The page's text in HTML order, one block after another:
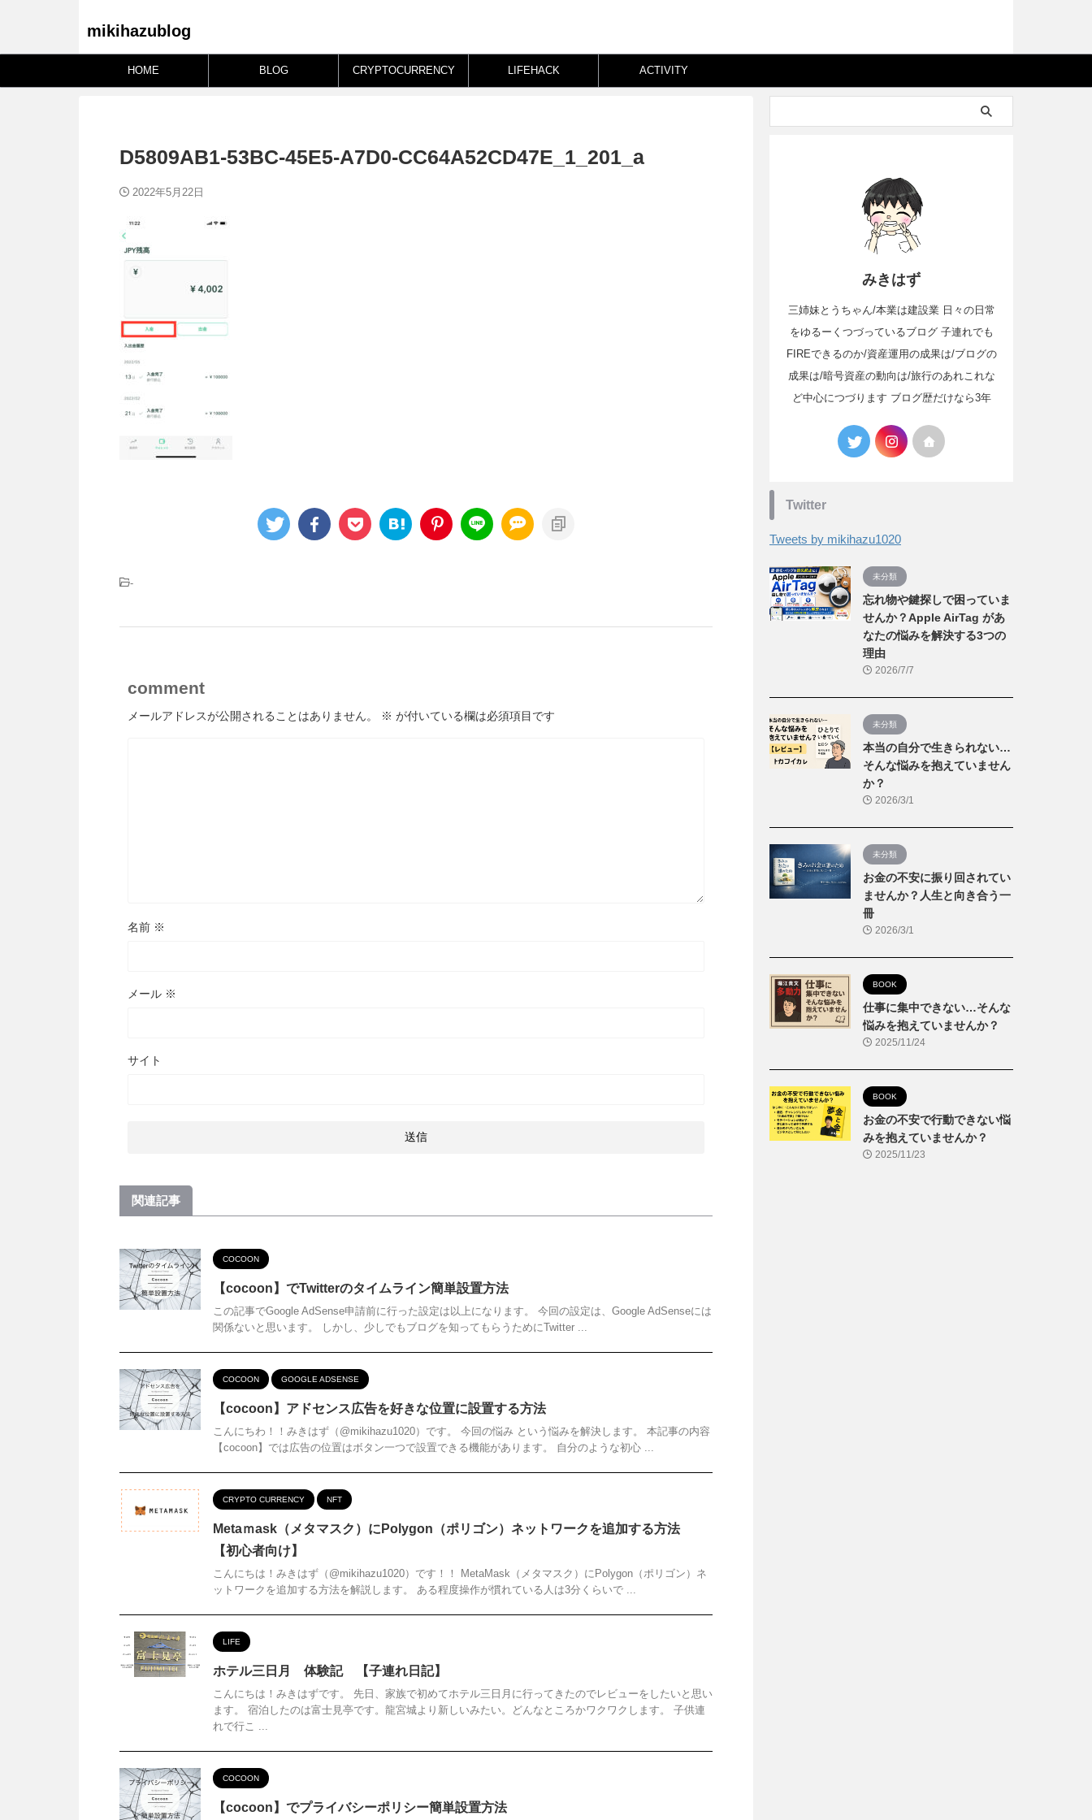
mikihazublog
HOME BLOG CRYPTOCURRENCY LIFEHACK ACTIVITY
D5809AB1-53BC-45E5-A7D0-CC64A52CD47E_1_201_a
2022年5月22日
-
comment
メールアドレスが公開されることはありません。 ※ が付いている欄は必須項目です
名前 ※
メール ※
サイト
関連記事
COCOON
【cocoon】でTwitterのタイムライン簡単設置方法
この記事でGoogle AdSense申請前に行った設定は以上になります。 今回の設定は、Google AdSenseには
関係ないと思います。 しかし、少しでもブログを知ってもらうためにTwitter ...
COCOON GOOGLE ADSENSE
【cocoon】アドセンス広告を好きな位置に設置する方法
こんにちわ！！みきはず（@mikihazu1020）です。 今回の悩み という悩みを解決します。 本記事の内容
【cocoon】では広告の位置はボタン一つで設置できる機能があります。 自分のような初心 ...
CRYPTO CURRENCY NFT
Metaｍask（メタマスク）にPolygon（ポリゴン）ネットワークを追加する方法
【初心者向け】
こんにちは！みきはず（@mikihazu1020）です！！ MetaMask（メタマスク）にPolygon（ポリゴン）ネ
ットワークを追加する方法を解説します。 ある程度操作が慣れている人は3分くらいで ...
LIFE
ホテル三日月 体験記 【子連れ日記】
こんにちは！みきはずです。 先日、家族で初めてホテル三日月に行ってきたのでレビューをしたいと思い
ます。 宿泊したのは富士見亭です。龍宮城より新しいみたい。どんなところかワクワクします。 子供連
れで行こ ...
COCOON
【cocoon】でプライバシーポリシー簡単設置方法
みきはず
三姉妹とうちゃん/本業は建設業 日々の日常
をゆるーくつづっているブログ 子連れでも
FIREできるのか/資産運用の成果は/ブログの
成果は/暗号資産の動向は/旅行のあれこれな
ど中心につづります ブログ歴だけなら3年
Twitter
Tweets by mikihazu1020
未分類
忘れ物や鍵探しで困っていま
せんか？Apple AirTag があ
なたの悩みを解決する3つの
理由
2026/7/7
未分類
本当の自分で生きられない…
そんな悩みを抱えていません
か？
2026/3/1
未分類
お金の不安に振り回されてい
ませんか？人生と向き合う一
冊
2026/3/1
BOOK
仕事に集中できない…そんな
悩みを抱えていませんか？
2025/11/24
BOOK
お金の不安で行動できない悩
みを抱えていませんか？
2025/11/23